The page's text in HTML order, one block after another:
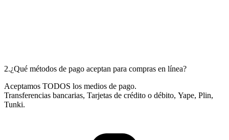
2.¿Qué métodos de pago aceptan para compras en línea?
Aceptamos TODOS los medios de pago.
Transferencias bancarias, Tarjetas de crédito o débito, Yape, Plin,
Tunki.